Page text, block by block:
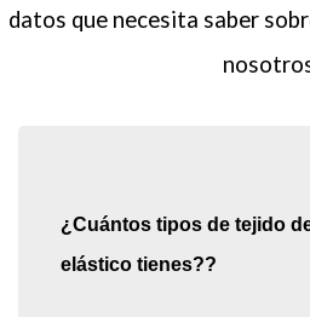
datos que necesita saber
¿Cuántos tipos de tejido
elástico tienes??